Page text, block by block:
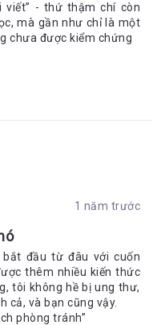
viết” - thứ thậm chí còn
mà gần như chỉ là một
chưa được kiểm chứng
1 năm trước
đầu từ đâu với cuốn
thêm nhiều kiến thức
tôi không hề bị ung thư,
cả, và bạn cũng vậy.
phòng tránh”